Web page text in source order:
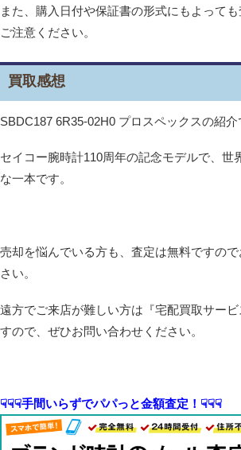
また、購入日付や保証書の形式にもよって
ご注意ください。
買取感想
SBDC187 6R35-02H0 プロスペックスの紹介
セイコー腕時計110周年の記念モデルで、世
な一本です。
売却を悩んでいる方も、査定は無料ですの
さい。
遠方でご来店が難しい方は『宅配買取サー
すので、ぜひお問い合わせください。
☟☟☟手間いらずでパパっと金額査定！☟☟☟